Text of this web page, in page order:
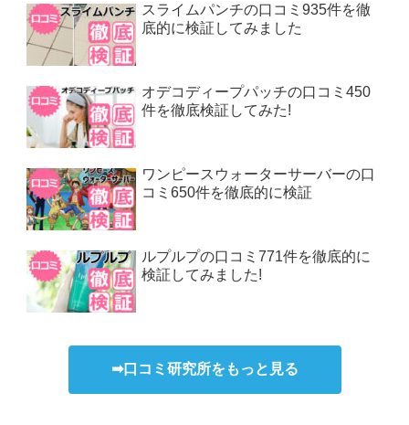
スライムパンチの口コミ935件を徹
底的に検証してみました
オデコディープパッチの口コミ450
件を徹底検証してみた!
ワンピースウォーターサーバーの口
コミ650件を徹底的に検証
ルプルプの口コミ771件を徹底的に
検証してみました!
➡口コミ研究所をもっと見る